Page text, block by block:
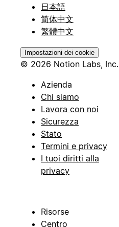
日本語
简体中文
繁體中文
Impostazioni dei cookie
© 2026 Notion Labs, Inc.
Azienda
Chi siamo
Lavora con noi
Sicurezza
Stato
Termini e privacy
I tuoi diritti alla
privacy
Risorse
Centro